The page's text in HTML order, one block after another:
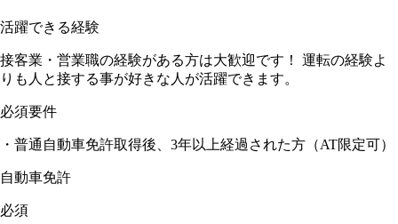
活躍できる経験
接客業・営業職の経験がある方は大歓迎です！ 運転の経験よ
りも人と接する事が好きな人が活躍できます。
必須要件
・普通自動車免許取得後、3年以上経過された方（AT限定可）
自動車免許
必須